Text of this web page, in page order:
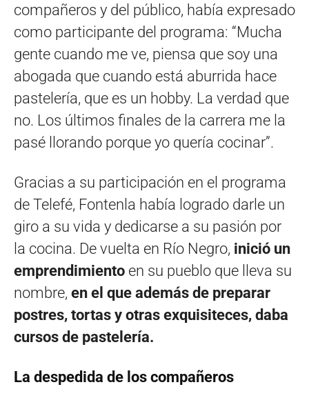
compañeros y del público, había expresado
como participante del programa: “Mucha
gente cuando me ve, piensa que soy una
abogada que cuando está aburrida hace
pastelería, que es un hobby. La verdad que
no. Los últimos finales de la carrera me la
pasé llorando porque yo quería cocinar”.
Gracias a su participación en el programa
de Telefé, Fontenla había logrado darle un
giro a su vida y dedicarse a su pasión por
la cocina. De vuelta en Río Negro, inició un
emprendimiento en su pueblo que lleva su
nombre, en el que además de preparar
postres, tortas y otras exquisiteces, daba
cursos de pastelería.
La despedida de los compañeros